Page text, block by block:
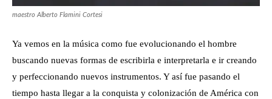
maestro Alberto Flamini Cortesi
Ya vemos en la música como fue evolucionando el hombre
buscando nuevas formas de escribirla e interpretarla e ir creando
y perfeccionando nuevos instrumentos. Y así fue pasando el
tiempo hasta llegar a la conquista y colonización de América con